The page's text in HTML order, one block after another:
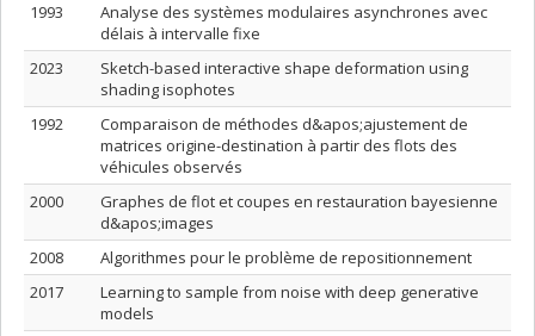
1993
Analyse des systèmes modulaires asynchrones avec
délais à intervalle fixe
2023
Sketch-based interactive shape deformation using
shading isophotes
1992
Comparaison de méthodes d&apos;ajustement de
matrices origine-destination à partir des flots des
véhicules observés
2000
Graphes de flot et coupes en restauration bayesienne
d&apos;images
2008
Algorithmes pour le problème de repositionnement
2017
Learning to sample from noise with deep generative
models